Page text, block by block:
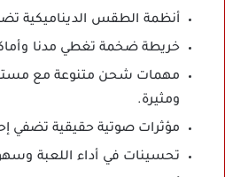
أنظمة الطقس الديناميكية
خريطة ضخمة تغطي مدنا
مهمات شحن متنوعة مع
ومثيرة.
مؤثرات صوتية حقيقية تضفي
تحسينات في أداء اللعبة